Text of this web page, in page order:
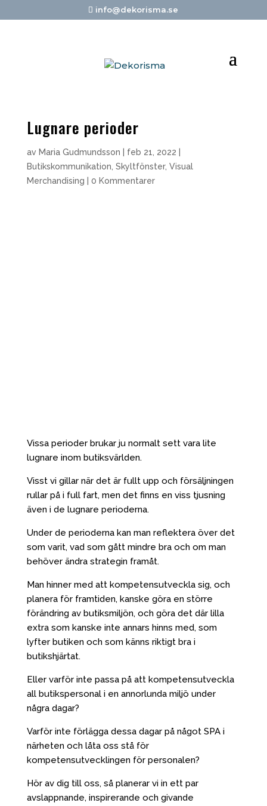
info@dekorisma.se
Lugnare perioder
av Maria Gudmundsson feb 21, 2022
Butikskommunikation Skyltfönster, Visual
Merchandising
0 Kommentarer
Vissa perioder brukar ju normalt sett vara lite
lugnare inom butiksvärlden.
Visst vi gillar när det är fullt upp och försäljningen
rullar på i full fart, men det finns en viss tjusning
även i de lugnare perioderna.
Under de perioderna kan man reflektera över det
som varit, vad som gått mindre bra och om man
behöver ändra strategin framåt.
Man hinner med att kompetensutveckla sig, och
planera för framtiden, kanske göra en större
förändring av butiksmiljön, och göra det där lilla
extra som kanske inte annars hinns med, som
lyfter butiken och som känns riktigt bra i
butikshjärtat.
Eller varför inte passa på att kompetensutveckla
all butikspersonal i en annorlunda miljö under
några dagar?
Varför inte förlägga dessa dagar på något SPA i
närheten och låta oss stå för
kompetensutvecklingen för personalen?
Hör av dig till oss, så planerar vi in ett par
avslappnande, inspirerande och givande